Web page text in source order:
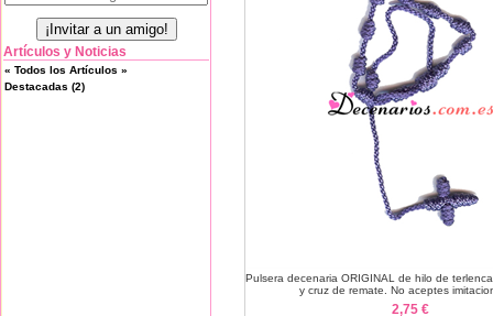
Artículos y Noticias
« Todos los Artículos »
Destacadas (2)
Pulsera decenaria ORIGINAL de hilo de
y cruz de remate. No aceptes
2,75 €